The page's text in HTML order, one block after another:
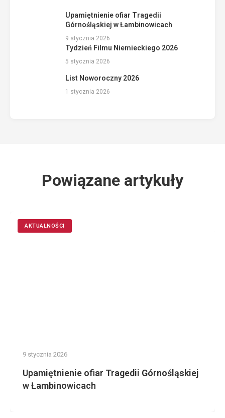
Upamiętnienie ofiar Tragedii
Górnośląskiej w Łambinowicach
9 stycznia 2026
Tydzień Filmu Niemieckiego 2026
5 stycznia 2026
List Noworoczny 2026
1 stycznia 2026
Powiązane artykuły
AKTUALNOŚCI
9 stycznia 2026
Upamiętnienie ofiar Tragedii Górnośląskiej
w Łambinowicach